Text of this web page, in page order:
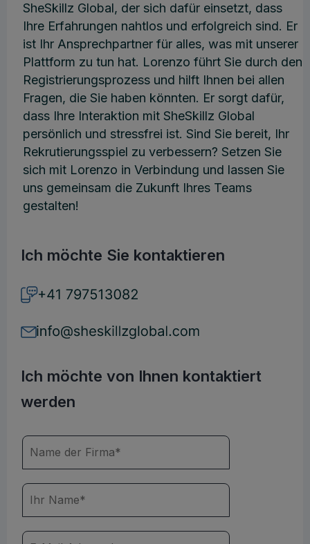
SheSkillz Global, der sich dafür einsetzt, dass
Ihre Erfahrungen nahtlos und erfolgreich sind. Er
ist Ihr Ansprechpartner für alles, was mit unserer
Plattform zu tun hat. Lorenzo führt Sie durch den
Registrierungsprozess und hilft Ihnen bei allen
Fragen, die Sie haben könnten. Er sorgt dafür,
dass Ihre Interaktion mit SheSkillz Global
persönlich und stressfrei ist. Sind Sie bereit, Ihr
Rekrutierungsspiel zu verbessern? Setzen Sie
sich mit Lorenzo in Verbindung und lassen Sie
uns gemeinsam die Zukunft Ihres Teams
gestalten!
Ich möchte Sie kontaktieren
Ich möchte von Ihnen kontaktiert
werden